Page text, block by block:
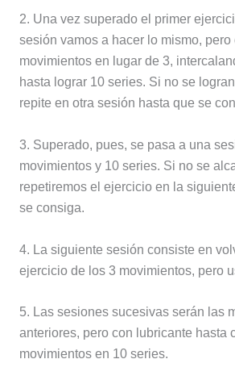
2. Una vez superado el primer
sesión vamos a hacer lo mismo, pero
movimientos en lugar de 3,
hasta lograr 10 series. Si no se
repite en otra sesión hasta que se
3. Superado, pues, se pasa a una
movimientos y 10 series. Si no se
repetiremos el ejercicio en la
se consiga.
4. La siguiente sesión consiste en
ejercicio de los 3 movimientos, pero
5. Las sesiones sucesivas serán las
anteriores, pero con lubricante hasta
movimientos en 10 series.